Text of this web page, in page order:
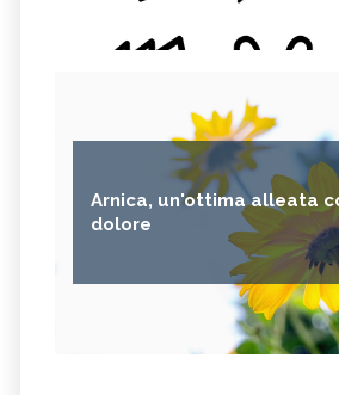
Arnica, un'ottima alleata
dolore